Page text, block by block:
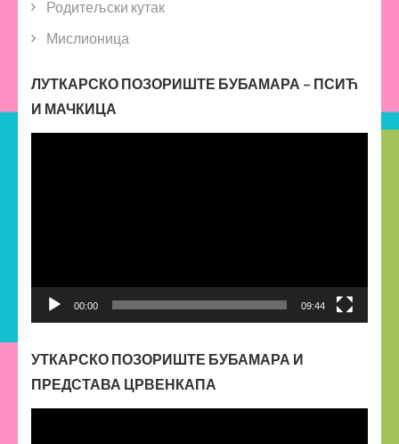
Родитељски кутак
Мислионица
ЛУТКАРСКО ПОЗОРИШТЕ БУБАМАРА – ПСИЋ
И МАЧКИЦА
00:00 09:44
УТКАРСКО ПОЗОРИШТЕ БУБАМАРА И
ПРЕДСТАВА ЦРВЕНКАПА